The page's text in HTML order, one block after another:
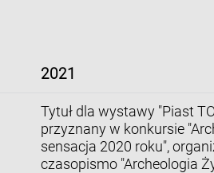
2021
Tytuł dla wystawy "Piast
przyznany w konkursie
sensacja 2020 roku",
czasopismo "Archeologia